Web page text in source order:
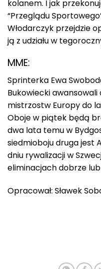
kolanem. I jak
“Przeglądu
Włodarczyk przejdzie
ją z udziału w
MME:
Sprinterka Ewa
Bukowiecki
mistrzostw Europy do
Oboje w piątek będą
dwa lata temu w
siedmioboju druga jest
dniu rywalizacji w
eliminacjach dobrze
Opracował: Sławek